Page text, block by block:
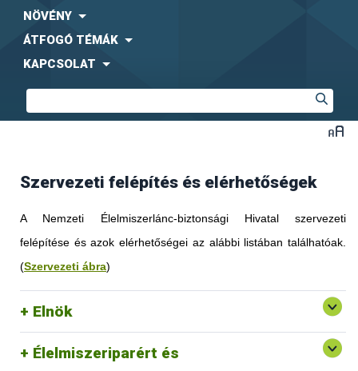
NÖVÉNY
ÁTFOGÓ TÉMÁK
KAPCSOLAT
Szervezeti felépítés és elérhetőségek
A Nemzeti Élelmiszerlánc-biztonsági Hivatal szervezeti
felépítése és azok elérhetőségei az alábbi listában találhatóak.
(Szervezeti ábra)
Elnök
Élelmiszeriparért és